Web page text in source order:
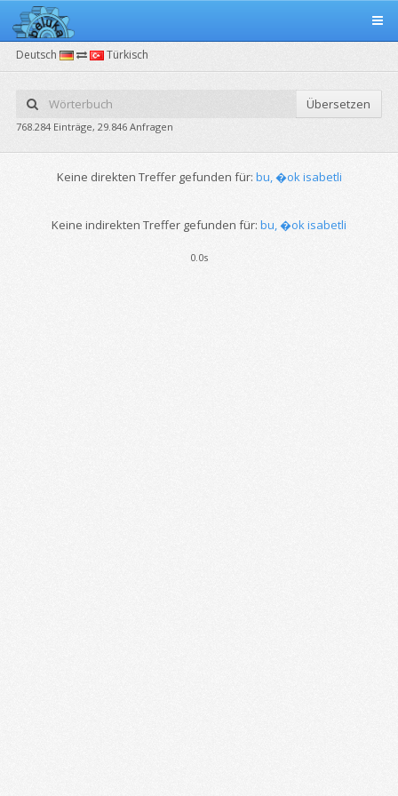
Deutsch Türkisch
Übersetzen
768.284 Einträge, 29.846 Anfragen
Keine direkten Treffer gefunden für: bu, �ok isabetli
Keine indirekten Treffer gefunden für: bu, �ok isabetli
0.0s